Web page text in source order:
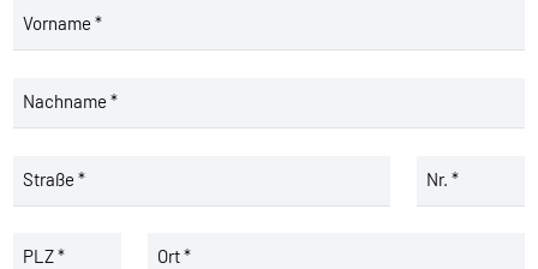
Vorname *
Nachname *
Straße * Nr. *
PLZ * Ort *